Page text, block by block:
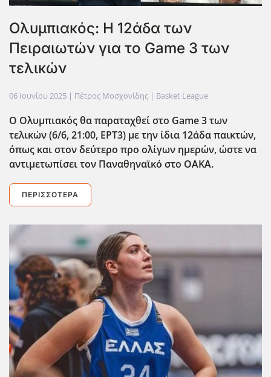
Ολυμπιακός: Η 12άδα των
Πειραιωτών για το Game 3 των
τελικών
06 Ιουνίου 2025 | Πέτρος Μοσχονίδης | Basket League
Ο Ολυμπιακός θα παραταχθεί στο Game 3 των
τελικών (6/6, 21:00, ΕΡΤ3) με την ίδια 12άδα παικτών,
όπως και στον δεύτερο προ ολίγων ημερών, ώστε να
αντιμετωπίσει τον Παναθηναϊκό στο ΟΑΚΑ.
ΠΕΡΙΣΣΌΤΕΡΑ